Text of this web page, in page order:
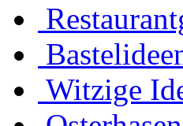
Witzige